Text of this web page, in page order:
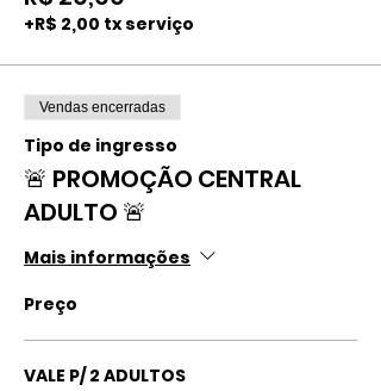
+R$ 2,00 tx serviço
Vendas encerradas
Tipo de ingresso
🚨 PROMOÇÃO CENTRAL
ADULTO 🚨
Mais informações
Preço
VALE P/ 2 ADULTOS